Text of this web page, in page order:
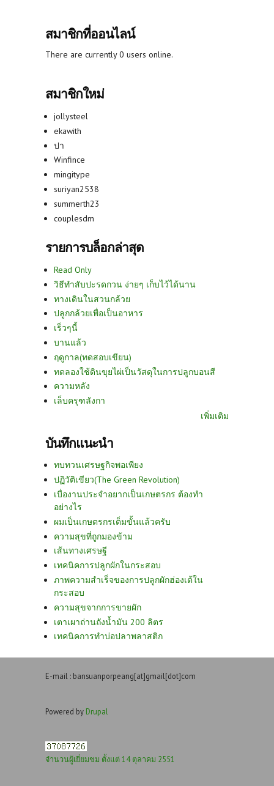
สมาชิกที่ออนไลน์
There are currently 0 users online.
สมาชิกใหม่
jollysteel
ekawith
ปา
Winfince
mingitype
suriyan2538
summerth23
couplesdm
รายการบล็อกล่าสุด
Read Only
วิธีทำสับปะรดกวน ง่ายๆ เก็บไว้ได้นาน
ทางเดินในสวนกล้วย
ปลูกกล้วยเพื่อเป็นอาหาร
เร็วๆนี้
บานแล้ว
ฤดูกาล(ทดสอบเขียน)
ทดลองใช้ดินขุยไผ่เป็นวัสดุในการปลูกบอนสี
ความหลัง
เล็บครุฑลังกา
เพิ่มเติม
บันทึกแนะนำ
ทบทวนเศรษฐกิจพอเพียง
ปฏิวัติเขียว(The Green Revolution)
เบื่องานประจำอยากเป็นเกษตรกร ต้องทำ
อย่างไร
ผมเป็นเกษตรกรเต็มขั้นแล้วครับ
ความสุขที่ถูกมองข้าม
เส้นทางเศรษฐี
เทคนิคการปลูกผักในกระสอบ
ภาพความสำเร็จของการปลูกผักฮ่องเต้ใน
กระสอบ
ความสุขจากการขายผัก
เตาเผาถ่านถังน้ำมัน 200 ลิตร
เทคนิคการทำบ่อปลาพลาสติก
E-mail : bansuanporpeang[at]gmail[dot]com
Powered by Drupal
จำนวนผู้เยี่ยมชม ตั้งแต่ 14 ตุลาคม 2551